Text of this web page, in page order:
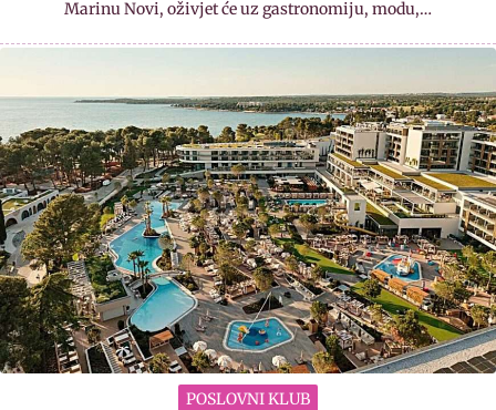
Marinu Novi, oživjet će uz gastronomiju, modu,…
POSLOVNI KLUB